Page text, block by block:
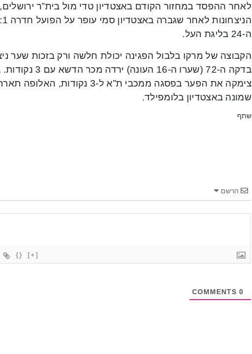
לאחר ההפסד במחזור הקודם באצטדיון טדי מול בית”ר
ה-24 בליגת העל.
הקבוצה של מרקו בלבול הפגינה יכולת חלשה ורק בזכות שער
בדקה ה-72 (שערו ה-
צימקה את הפער בפסגה ממכבי ת”א ל-3
שמונה באצטדיון בלומפילד.
שתף
הרשם
{} [+]
0